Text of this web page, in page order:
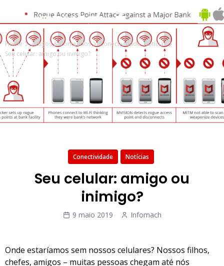
Home Artigos & Conteúdos Conectividade,Notícias
Seu celular: amigo ou inimigo?
Conectividade Notícias
Seu celular: amigo ou
inimigo?
9 maio 2019 Infomach
Onde estaríamos sem nossos celulares? Nossos filhos,
chefes, amigos – muitas pessoas chegam até nós